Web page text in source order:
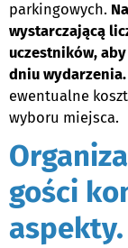
parkingowych.
wystarczającą
uczestników,
dniu wydarzenia.
ewentualne
wyboru miejsca.
gości
aspekty.